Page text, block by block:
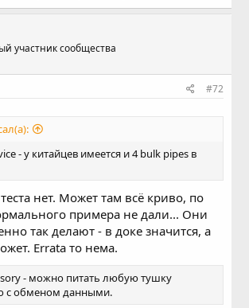
участник сообщества
#72
- у китайцев имеется и 4 bulk pipes в
нет. Может там всё криво, по
примера не дали... Они
так делают - в доке значится, а
Errata то нема.
- можно питать любую тушку
с обменом данными.